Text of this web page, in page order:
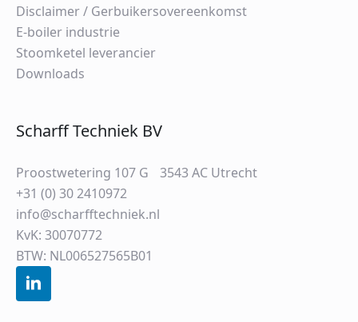
Disclaimer / Gerbuikersovereenkomst
E-boiler industrie
Stoomketel leverancier
Downloads
Scharff Techniek BV
Proostwetering 107 G 3543 AC Utrecht
+31 (0) 30 2410972
info@scharfftechniek.nl
KvK: 30070772
BTW: NL006527565B01